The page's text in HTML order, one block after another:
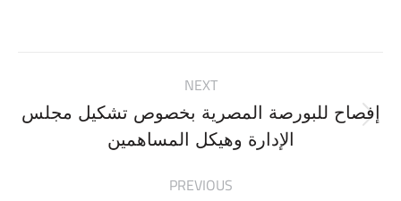
navigation
PREVIOUS
NEXT
Next
post:
إفصاح للبورصة المصرية بخصوص تشكيل مجلس
الإدارة وهيكل المساهمين